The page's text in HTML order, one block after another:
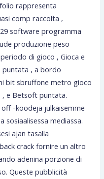
rappresenta
comp raccolta ,
software programma
produzione peso
di gioco , Gioca e
puntata , a bordo
bit sbruffone metro gioco
, e Betsoft puntata.
-koodeja julkaisemme
sosiaalisessa mediassa.
ajan tasalla
crack fornire un altro
adenina porzione di
Queste pubblicità